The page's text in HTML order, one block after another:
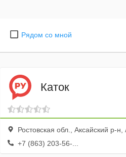
Рядом со мной
Каток
Ростовская обл., Аксайский р-н, Аксай г., Аксайский
+7 (863) 203-56-...